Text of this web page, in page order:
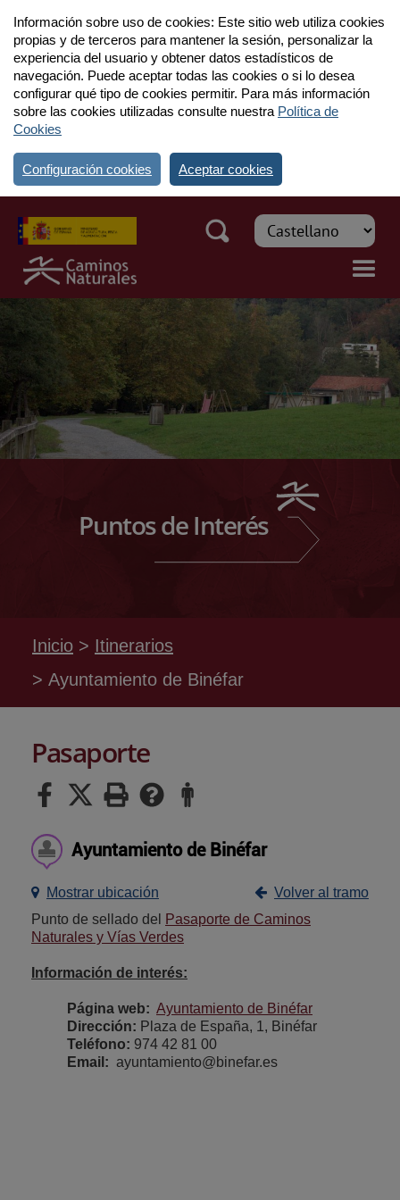
Información sobre uso de cookies: Este sitio web utiliza cookies
propias y de terceros para mantener la sesión, personalizar la
experiencia del usuario y obtener datos estadísticos de
navegación. Puede aceptar todas las cookies o si lo desea
configurar qué tipo de cookies permitir. Para más información
sobre las cookies utilizadas consulte nuestra Política de
Cookies
Configuración cookies Aceptar cookies
Puntos de Interés
Inicio
Itinerarios
Ayuntamiento de Binéfar
Pasaporte
Ayuntamiento de Binéfar
Mostrar ubicación
Volver al tramo
Punto de sellado del
Pasaporte de Caminos
Naturales y Vías Verdes
Información de interés:
Página web: Ayuntamiento de Binéfar
Dirección: Plaza de España, 1, Binéfar
Teléfono: 974 42 81 00
Email: ayuntamiento@binefar.es